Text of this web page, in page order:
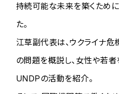
持続可能な未来を築くために
た。
江草副代表は、ウクライナ
の問題を概説し、女性や若者
UNDPの活動を紹介。